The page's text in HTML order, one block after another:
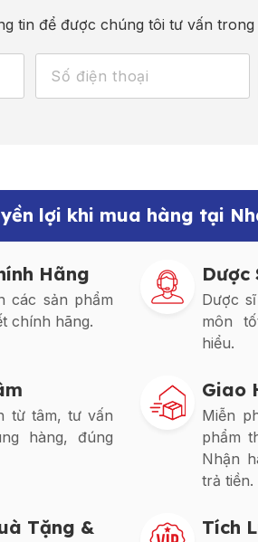
tin để được chúng tôi tư vấn
lợi khi mua hàng tại
Hãng
các sản phẩm
chính hãng.
Dược
Dược
môn
hiểu.
từ tâm, tư vấn
hàng, đúng
Giao
Miễn
phẩm
Nhận
trả tiền.
Tặng &
Tích